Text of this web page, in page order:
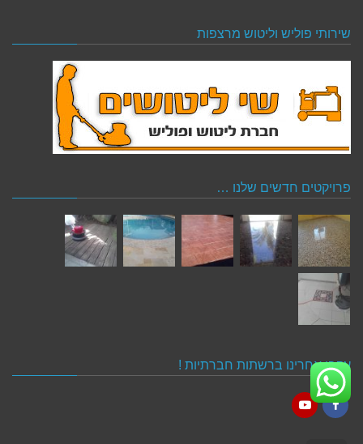
שירותי פוליש וליטוש מרצפות
פרויקטים חדשים שלנו …
עקבו אחרינו ברשתות חברתיות !